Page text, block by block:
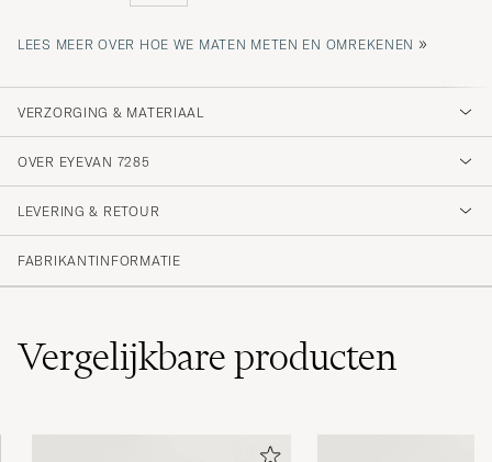
LEES MEER OVER HOE WE MATEN METEN EN OMREKENEN »
VERZORGING & MATERIAAL
OVER EYEVAN 7285
LEVERING & RETOUR
FABRIKANTINFORMATIE
Vergelijkbareproducten